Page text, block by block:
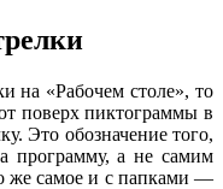
на «Рабочем столе», то
поверх пиктограммы в
Это обозначение того,
программу, а не самим
же самое и с папками —